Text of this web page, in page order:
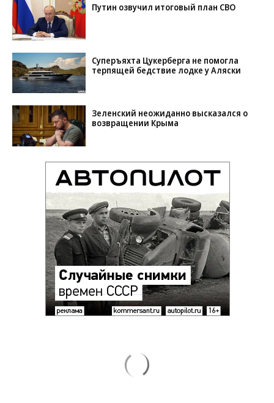
Путин озвучил итоговый план СВО
Суперъяхта Цукерберга не помогла
терпящей бедствие лодке у Аляски
Зеленский неожиданно высказался о
возвращении Крыма